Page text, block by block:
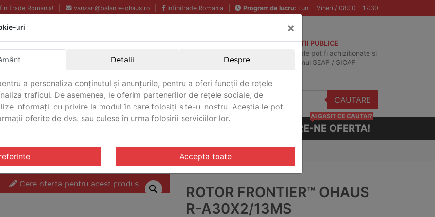
Romania! vanzari@balante-ohaus.ro Infinitrade Romania Program de lucru: Luni - Vineri / 08:00 - 17:30
Echipamente profesionale
pentru laborator.
Garantie Internationala.
ACHIZITII PUBLICE
Produsele pot fi achizitionate si
in sistemul SEAP / SICAP
CAUTARE
CERE-NE OFERTA!
AI GASIT CE CAUTAI?
Frontier™ Ohaus R-A30x2/13MS
Cere oferta pentru acest produs
ROTOR FRONTIER™ OHAUS
R-A30X2/13MS
uri ×
Detalii Despre
a personaliza conținutul și anunțurile, pentru a oferi funcții de rețele
traficul. De asemenea, le oferim partenerilor de rețele sociale, de
informații cu privire la modul în care folosiți site-ul nostru. Aceștia le pot
oferite de dvs. sau culese în urma folosirii serviciilor lor.
Accepta toate